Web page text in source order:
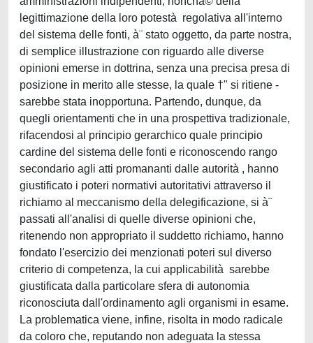
legittimazione della loro potestà regolativa all'interno
del sistema delle fonti, à¨ stato oggetto, da parte nostra,
di semplice illustrazione con riguardo alle diverse
opinioni emerse in dottrina, senza una precisa presa di
posizione in merito alle stesse, la quale †" si ritiene -
sarebbe stata inopportuna. Partendo, dunque, da
quegli orientamenti che in una prospettiva tradizionale,
rifacendosi al principio gerarchico quale principio
cardine del sistema delle fonti e riconoscendo rango
secondario agli atti promananti dalle autorità , hanno
giustificato i poteri normativi autoritativi attraverso il
richiamo al meccanismo della delegificazione, si à¨
passati all'analisi di quelle diverse opinioni che,
ritenendo non appropriato il suddetto richiamo, hanno
fondato l'esercizio dei menzionati poteri sul diverso
criterio di competenza, la cui applicabilità sarebbe
giustificata dalla particolare sfera di autonomia
riconosciuta dall'ordinamento agli organismi in esame.
La problematica viene, infine, risolta in modo radicale
da coloro che, reputando non adeguata la stessa